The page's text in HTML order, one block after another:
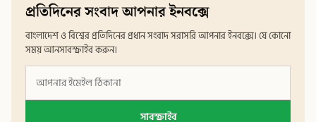
প্রতিদিনের সংবাদ আপনার ইনবক্সে
বাংলাদেশ ও বিশ্বের প্রতিদিনের প্রধান সংবাদ সরাসরি আপনার ইনবক্সে। যে কোনো
সময় আনসাবস্ক্রাইব করুন।
সাবস্ক্রাইব